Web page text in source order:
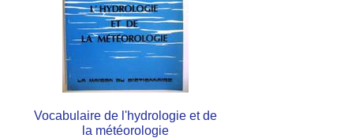
Vocabulaire de l'hydrologie et de
la météorologie